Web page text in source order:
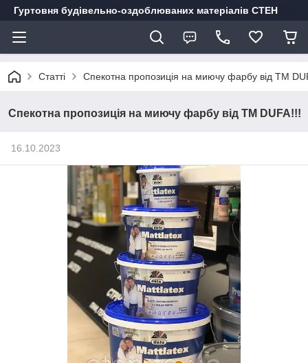
Гуртовня будівельно-оздоблюваних матеріалів СТЕН
Статті Спекотна пропозиція на миючу фарбу від ТМ
Спекотна пропозиція на миючу фарбу від ТМ DUFA!!!
16.10.2023